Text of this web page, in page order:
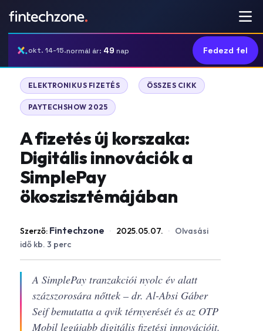
okt. 14-15.normál ár: 49 nap Fedezd fel
ELEKTRONIKUS FIZETÉS | ÖSSZES CIKK
PAYTECHSHOW 2025
A fizetés új korszaka:
Digitális innovációk a
SimplePay
ökoszisztémájában
Szerző: Fintechzone · 2025.05.07. · Olvasási
idő kb. 3 perc
A SimplePay tranzakciói nyolc év alatt
százszorosára nőttek – dr. Al-Absi Gáber
Seif bemutatta a qvik térnyerését és az OTP
Mobil legújabb digitális fizetési innovációit.